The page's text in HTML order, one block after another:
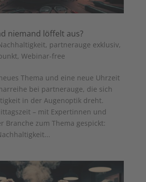
niemand löffelt aus?
, partnerauge exklusiv,
, Webinar-free
Thema und eine neue Uhrzeit
bei partnerauge, die sich
in der Augenoptik dreht.
– mit Expertinnen und
Branche zum Thema gespickt: